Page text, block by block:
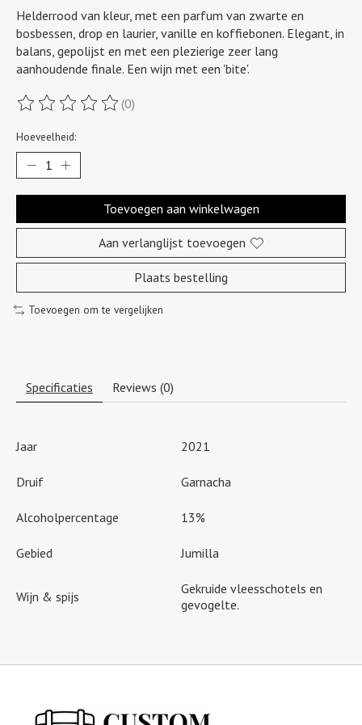
Helderrood van kleur, met een parfum van zwarte en
bosbessen, drop en laurier, vanille en koffiebonen. Elegant, in
balans, gepolijst en met een plezierige zeer lang
aanhoudende finale. Een wijn met een 'bite'.
De beoordeling van dit product is
(0)
Hoeveelheid:
Toevoegen aan winkelwagen
Aan verlanglijst toevoegen
Plaats bestelling
Toevoegen om te vergelijken
Specificaties Reviews (0)
Jaar 2021
Druif Garnacha
Alcoholpercentage 13%
Gebied Jumilla
Wijn & spijs
Gekruide vleesschotels en
gevogelte.